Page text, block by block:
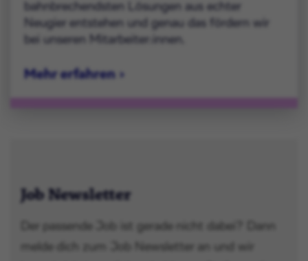
bahnbrechendsten Lösungen aus echter
Neugier entstehen und genau das fördern wir
bei unseren Mitarbeiter:innen.
Mehr erfahren
Job Newsletter
Der passende Job ist gerade nicht dabei? Dann
melde dich zum Job Newsletter an und wir